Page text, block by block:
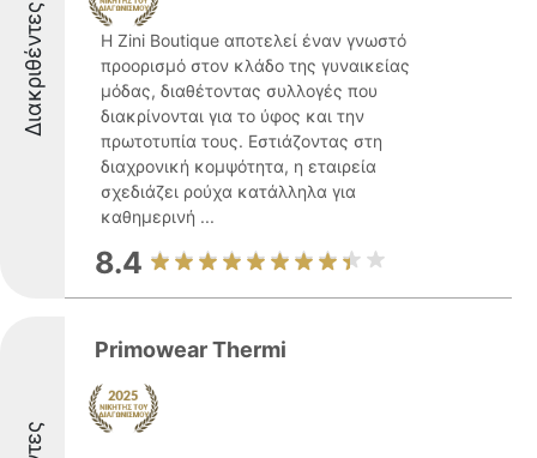
Διακριθέντες
Η Zini Boutique αποτελεί έναν γνωστό
προορισμό στον κλάδο της γυναικείας
μόδας, διαθέτοντας συλλογές που
διακρίνονται για το ύφος και την
πρωτοτυπία τους. Εστιάζοντας στη
διαχρονική κομψότητα, η εταιρεία
σχεδιάζει ρούχα κατάλληλα για
καθημερινή ...
8.4
Primowear Thermi